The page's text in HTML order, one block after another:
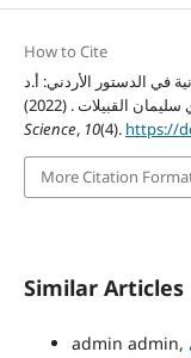
How to Cite
في الدستور الأردني: أ.د
Science, 10(4). https://
More Citation
Similar Articles
admin admin,